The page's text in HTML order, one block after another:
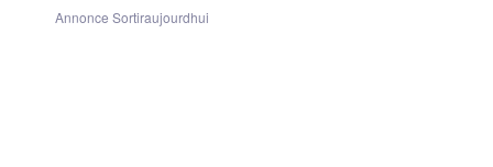
Annonce Sortiraujourdhui